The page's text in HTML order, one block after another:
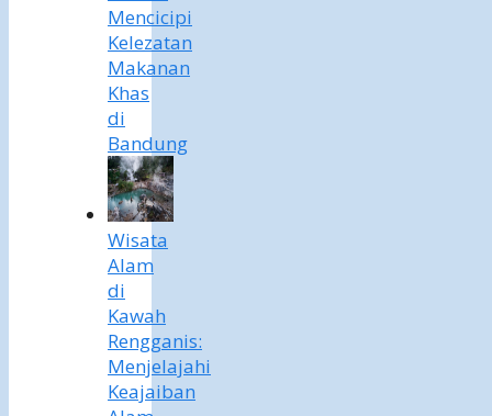
Mencicipi
Kelezatan
Makanan
Khas
di
Bandung
Wisata
Alam
di
Kawah
Rengganis:
Menjelajahi
Keajaiban